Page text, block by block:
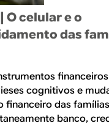
| O celular e o
das
cognitivos e
financeiro das
banco,